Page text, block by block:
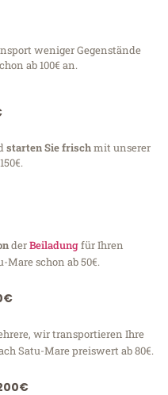
weniger Gegenstände
ab 100€ an.
starten Sie frischmit unserer
derBeiladungfür Ihren
schon ab 50€.
wir transportieren Ihre
Satu-Mare preiswert ab 80€.